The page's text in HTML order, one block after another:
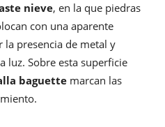
nieve, en la que piedras
con una aparente
presencia de metal y
luz. Sobre esta superficie
baguette marcan las